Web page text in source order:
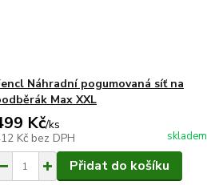
Náhradní pogumovaná síť na
Max XXL
Kč/ks
Kč bez DPH skladem
Přidat do košíku